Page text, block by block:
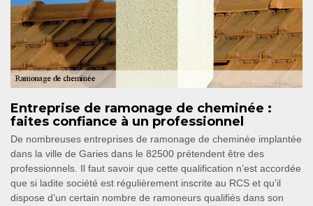
Entreprise de ramonage de cheminée :
faites confiance à un professionnel
De nombreuses entreprises de ramonage de cheminée implantée
dans la ville de Garies dans le 82500 prétendent être des
professionnels. Il faut savoir que cette qualification n’est accordée
que si ladite société est régulièrement inscrite au RCS et qu’il
dispose d’un certain nombre de ramoneurs qualifiés dans son